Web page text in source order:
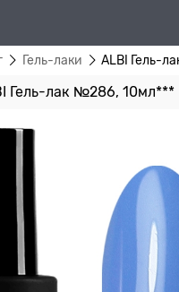
Гель-лаки ALBI Гель-
Гель-лак №286, 10мл***